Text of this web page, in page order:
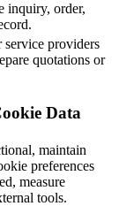
inquiry, order,
service providers
quotations or
Data
maintain
preferences
measure
tools.